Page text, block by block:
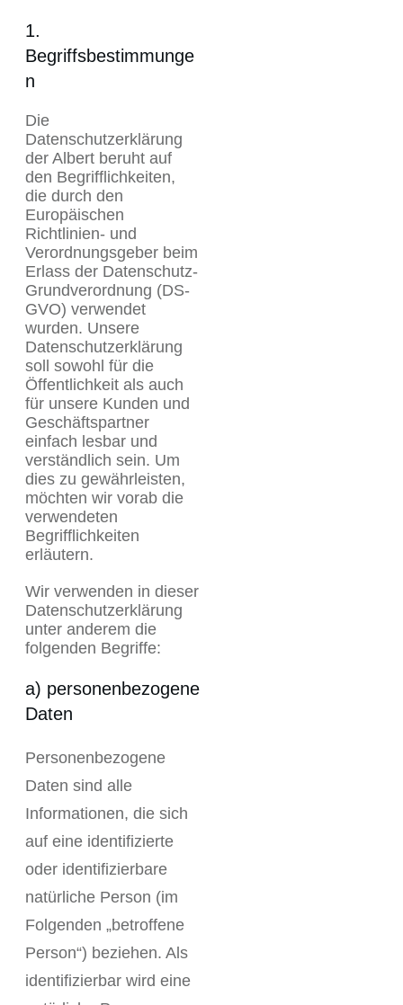
1.
Begriffsbestimmunge
n
Die
Datenschutzerklärung
der Albert beruht auf
den Begrifflichkeiten,
die durch den
Europäischen
Richtlinien- und
Verordnungsgeber beim
Erlass der Datenschutz-
Grundverordnung (DS-
GVO) verwendet
wurden. Unsere
Datenschutzerklärung
soll sowohl für die
Öffentlichkeit als auch
für unsere Kunden und
Geschäftspartner
einfach lesbar und
verständlich sein. Um
dies zu gewährleisten,
möchten wir vorab die
verwendeten
Begrifflichkeiten
erläutern.
Wir verwenden in dieser
Datenschutzerklärung
unter anderem die
folgenden Begriffe:
a) personenbezogene
Daten
Personenbezogene
Daten sind alle
Informationen, die sich
auf eine identifizierte
oder identifizierbare
natürliche Person (im
Folgenden „betroffene
Person“) beziehen. Als
identifizierbar wird eine